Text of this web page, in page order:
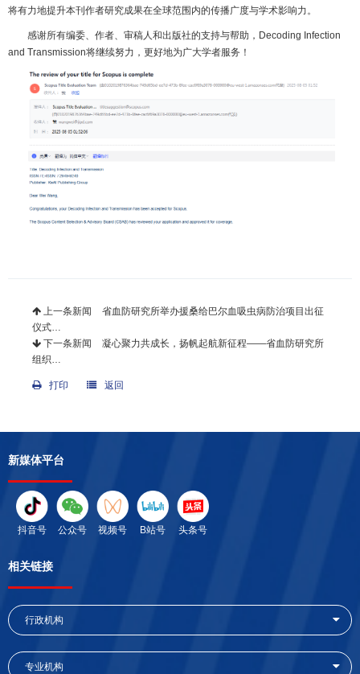
将有力地提升本刊作者研究成果在全球范围内的传播广度与学术影响力。
感谢所有编委、作者、审稿人和出版社的支持与帮助，Decoding Infection
and Transmission将继续努力，更好地为广大学者服务！
上一条新闻
省血防研究所举办援桑给巴尔血吸虫病防治项目出征
仪式…
下一条新闻
凝心聚力共成长，扬帆起航新征程——省血防研究所
组织…
打印 返回
新媒体平台
抖音号 公众号 视频号 B站号 头条号
相关链接
行政机构
专业机构